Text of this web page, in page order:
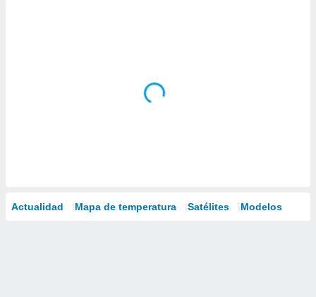
Actualidad Mapa de temperatura Satélites Modelos